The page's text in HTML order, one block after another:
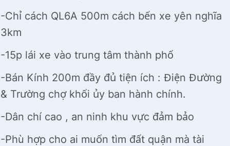
-Chỉ cách QL6A 500m cách bến xe yên nghĩa
3km
-15p lái xe vào trung tâm thành phố
-Bán Kính 200m đầy đủ tiện ích : Điện Đường
& Trường chợ khối ủy ban hành chính.
-Dân chí cao , an ninh khu vực đảm bảo
-Phù hợp cho ai muốn tìm đất quận mà tài